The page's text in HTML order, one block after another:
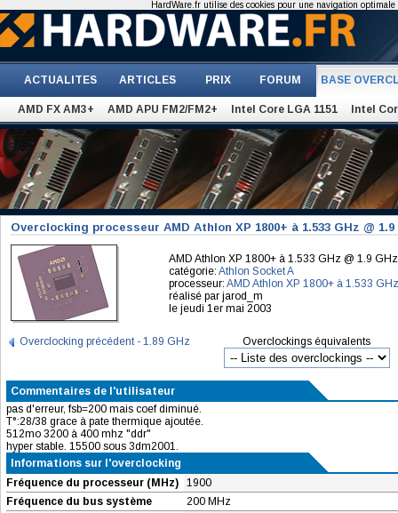
ACTUALITES ARTICLES PRIX FORUM BASE
AMD FX AM3+ AMD APU FM2/FM2+ Intel Core LGA 1151 Intel
Overclocking processeur AMD Athlon XP 1800+ à 1.533 GHz @ 1.9
AMD Athlon XP 1800+ à 1.533 GHz @ 1.9 GHz
catégorie: Athlon Socket A
processeur: AMD Athlon XP 1800+ à 1.533 GHz
réalisé par jarod_m
le jeudi 1er mai 2003
Overclocking précédent - 1.89 GHz Overclockings équivalents
Commentaires de l'utilisateur
pas d'erreur, fsb=200 mais coef diminué.
T°:28/38 grace à pate thermique ajoutée.
512mo 3200 à 400 mhz "ddr"
hyper stable. 15500 sous 3dm2001.
Informations sur l'overclocking
Fréquence du processeur (MHz)
1900
Fréquence du bus système
200 MHz
HardWare.fr utilise des cookies pour une navigation